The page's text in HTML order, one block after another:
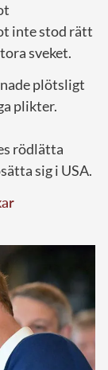
inte stod rätt
sveket.
plötsligt
plikter.
rödlätta
sig i USA.